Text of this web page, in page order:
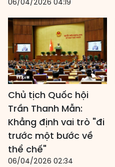
06/04/2026 04:19
Chủ tịch Quốc hội
Trần Thanh Mẫn:
Khẳng định vai trò "đi
trước một bước về
thể chế"
06/04/2026 02:34